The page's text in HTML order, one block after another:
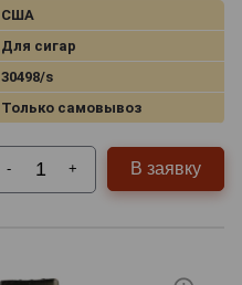
США
Для сигар
30498/s
Только самовывоз
- + В заявку